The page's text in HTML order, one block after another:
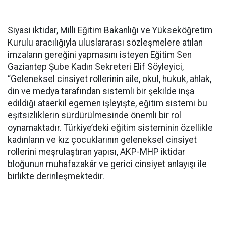
Siyasi iktidar, Milli Eğitim Bakanlığı ve Yükseköğretim
Kurulu aracılığıyla uluslararası sözleşmelere atılan
imzaların gereğini yapmasını isteyen Eğitim Sen
Gaziantep Şube Kadın Sekreteri Elif Söyleyici,
“Geleneksel cinsiyet rollerinin aile, okul, hukuk, ahlak,
din ve medya tarafından sistemli bir şekilde inşa
edildiği ataerkil egemen işleyişte, eğitim sistemi bu
eşitsizliklerin sürdürülmesinde önemli bir rol
oynamaktadır. Türkiye’deki eğitim sisteminin özellikle
kadınların ve kız çocuklarının geleneksel cinsiyet
rollerini meşrulaştıran yapısı, AKP-MHP iktidar
bloğunun muhafazakâr ve gerici cinsiyet anlayışı ile
birlikte derinleşmektedir.